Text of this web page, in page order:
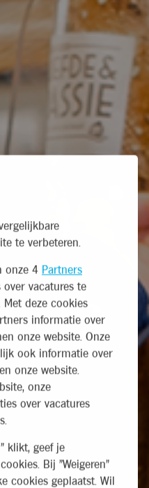
te verbeteren.
onze 4 Partners
vacatures te
deze cookies
informatie over
onze website. Onze
ook informatie over
onze website.
onze
over vacatures
klikt, geef je
Bij "Weigeren"
cookies geplaatst. Wil